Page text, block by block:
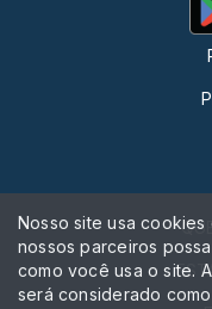
Nosso site usa
nossos parceiros
como você usa o site.
será considerado